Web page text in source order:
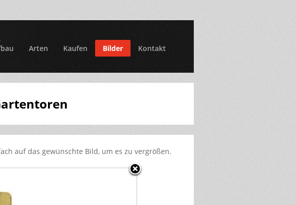
Arten Kaufen Bilder Kontakt
auf das gewünschte Bild, um es zu vergrößen.